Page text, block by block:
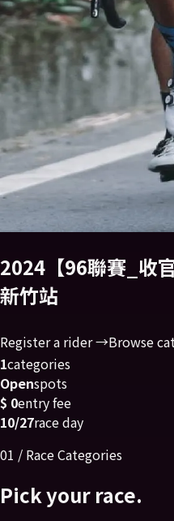
2024【96聯賽_收
新竹站
Register a rider →Browse
1categories
Openspots
$ 0entry fee
10/27race day
01 / Race Categories
Pick your race.